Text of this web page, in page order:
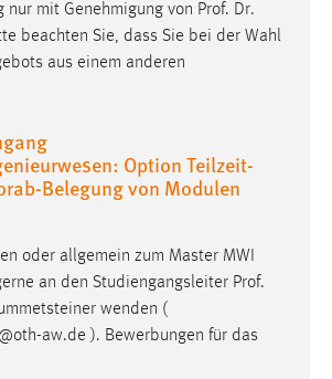
nur mit Genehmigung von Prof. Dr.
beachten Sie, dass Sie bei der Wahl
aus einem anderen
Option Teilzeit-
Belegung von Modulen
oder allgemein zum Master MWI
an den Studiengangsleiter Prof.
wenden (
aw.de ). Bewerbungen für das
unsere Website nutzen.
_pk_id, _pk_ses